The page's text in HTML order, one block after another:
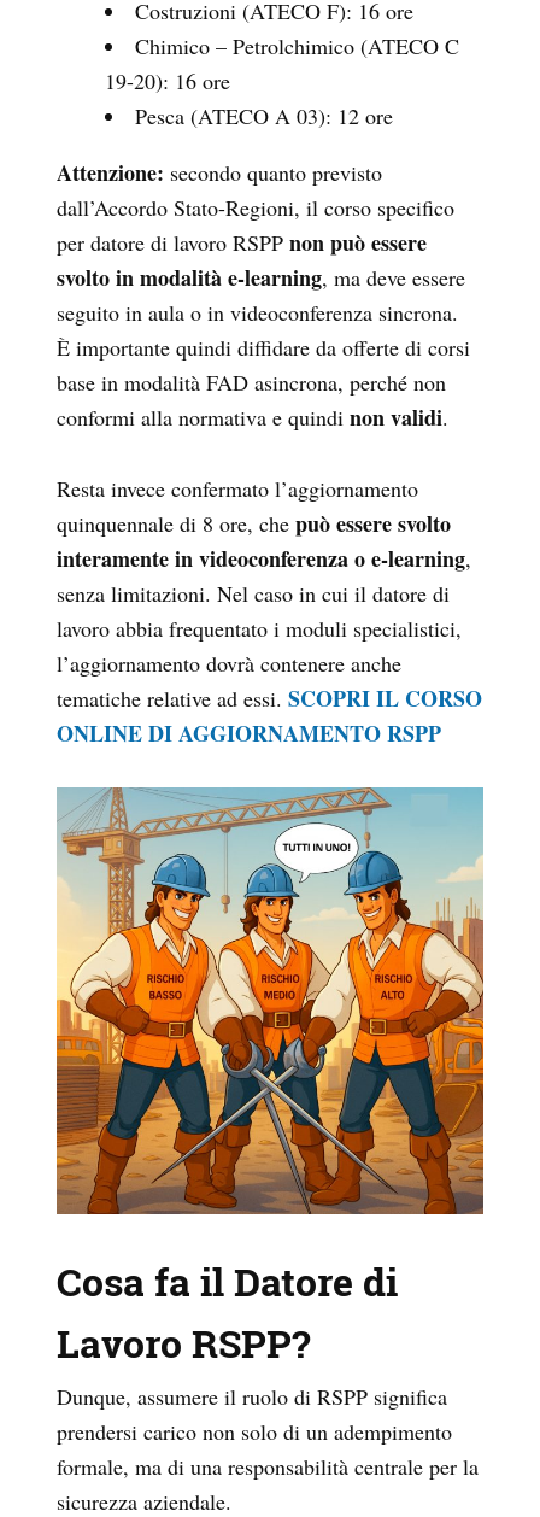
Costruzioni (ATECO F): 16 ore
Chimico – Petrolchimico (ATECO C
19-20): 16 ore
Pesca (ATECO A 03): 12 ore
Attenzione: secondo quanto previsto
dall’Accordo Stato-Regioni, il corso specifico
per datore di lavoro RSPP non può essere
svolto in modalità e-learning, ma deve essere
seguito in aula o in videoconferenza sincrona.
È importante quindi diffidare da offerte di corsi
base in modalità FAD asincrona, perché non
conformi alla normativa e quindi non validi.
Resta invece confermato l’aggiornamento
quinquennale di 8 ore, che può essere svolto
interamente in videoconferenza o e-learning,
senza limitazioni. Nel caso in cui il datore di
lavoro abbia frequentato i moduli specialistici,
l’aggiornamento dovrà contenere anche
tematiche relative ad essi. SCOPRI IL CORSO
ONLINE DI AGGIORNAMENTO RSPP
Cosa fa il Datore di
Lavoro RSPP?
Dunque, assumere il ruolo di RSPP significa
prendersi carico non solo di un adempimento
formale, ma di una responsabilità centrale per la
sicurezza aziendale.